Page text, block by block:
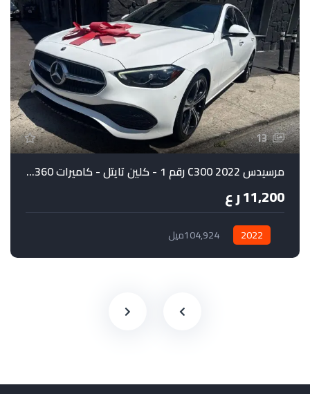
13
مرسيدس C300 2022 رقم 1 - كلين تايتل - كاميرات 360 درجة
11,200 ر ع
2022 104,924ميل